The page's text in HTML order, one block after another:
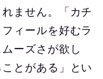
ません。「カチ
ィールを好むラ
ーズさが欲し
とがある」とい